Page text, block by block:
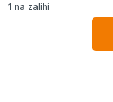
1 na zalihi